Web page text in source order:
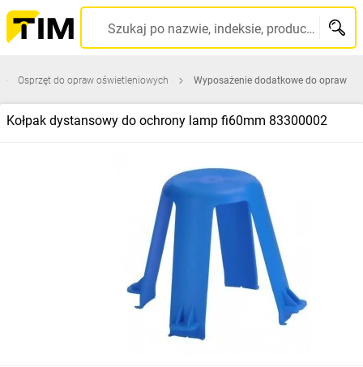
Szukaj po nazwie, indeksie, producencie, kodzie kreskowym...
Osprzęt do opraw oświetleniowych Wyposażenie dodatkowe do opraw
Kołpak dystansowy do ochrony lamp fi60mm 83300002